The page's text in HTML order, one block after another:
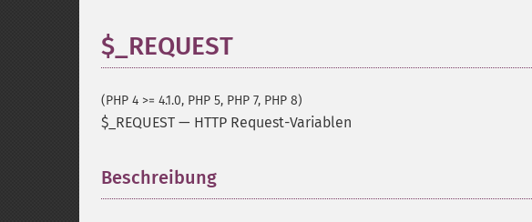
$_REQUEST
(PHP 4 >= 4.1.0, PHP 5, PHP 7, PHP 8)
$_REQUEST — HTTP Request-Variablen
Beschreibung